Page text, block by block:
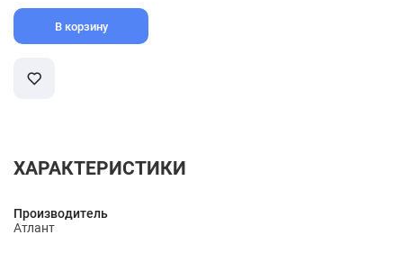
В корзину
ХАРАКТЕРИСТИКИ
Производитель
Атлант